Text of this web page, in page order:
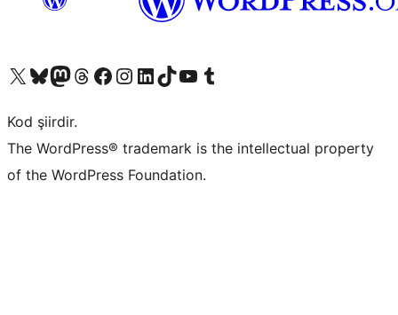
X (eski Twitter) hesabımıza bakın
Bluesky hesabımızı ziyaret edinMastodon hesabımızı ziyaret edinThreads hesabımızı ziyaret edinFacebook sayfamızı ziyaret edinInstagram hesabımızı ziyaret edinLinkedIn hesabımızı ziyaret edinTikTok hesabımızı ziyaret edinYouTube kanalımızı ziyaret edinTumblr hesabımızı ziyaret edin
Kod şiirdir.
The WordPress® trademark is the intellectual property
of the WordPress Foundation.